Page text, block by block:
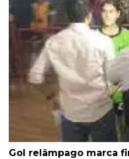
Gol relâmpago marca